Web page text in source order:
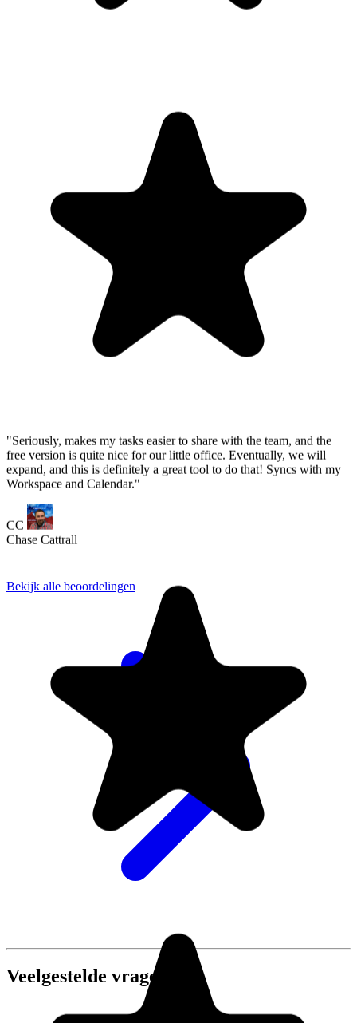
"Seriously, makes my tasks easier to share with the team, and the
free version is quite nice for our little office. Eventually, we will
expand, and this is definitely a great tool to do that! Syncs with my
Workspace and Calendar."
Bekijk alle beoordelingen
Veelgestelde vragen